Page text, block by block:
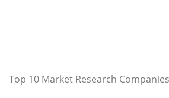
Top 10 Market Research Companies